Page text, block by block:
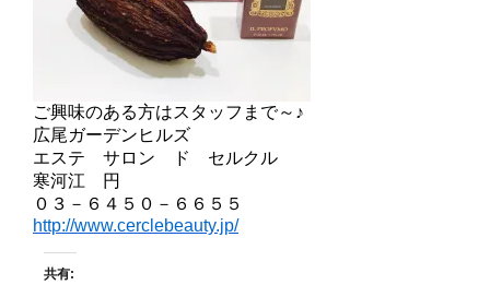
ご興味のある方はスタッフまで～♪
広尾ガーデンヒルズ
エステ サロン ド セルクル
寒河江 円
０３－６４５０－６６５５
http://www.cerclebeauty.jp/
共有: